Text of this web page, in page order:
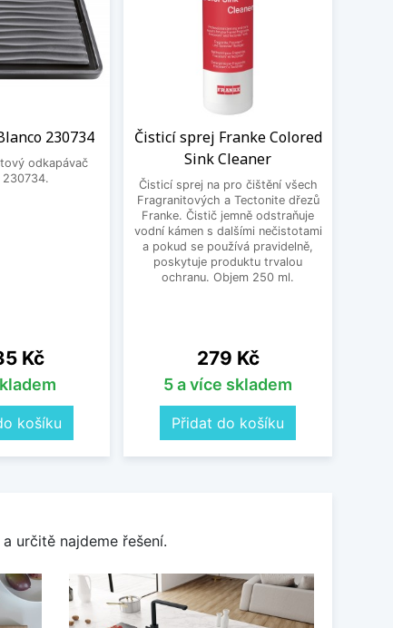
230734
odkapávač
230734.
Kč
košíku
Čisticí sprej Franke Colored
Sink Cleaner
Čisticí sprej na pro čištění všech
Fragranitových a Tectonite dřezů
Franke. Čistič jemně odstraňuje
vodní kámen s dalšími nečistotami
a pokud se používá pravidelně,
poskytuje produktu trvalou
ochranu. Objem 250 ml.
Cena
279 Kč
5 a více skladem
Přidat do košíku
určitě najdeme řešení.